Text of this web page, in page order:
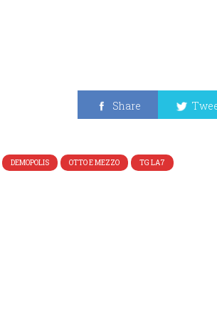
Share
DEMOPOLIS OTTO E MEZZO TG LA7